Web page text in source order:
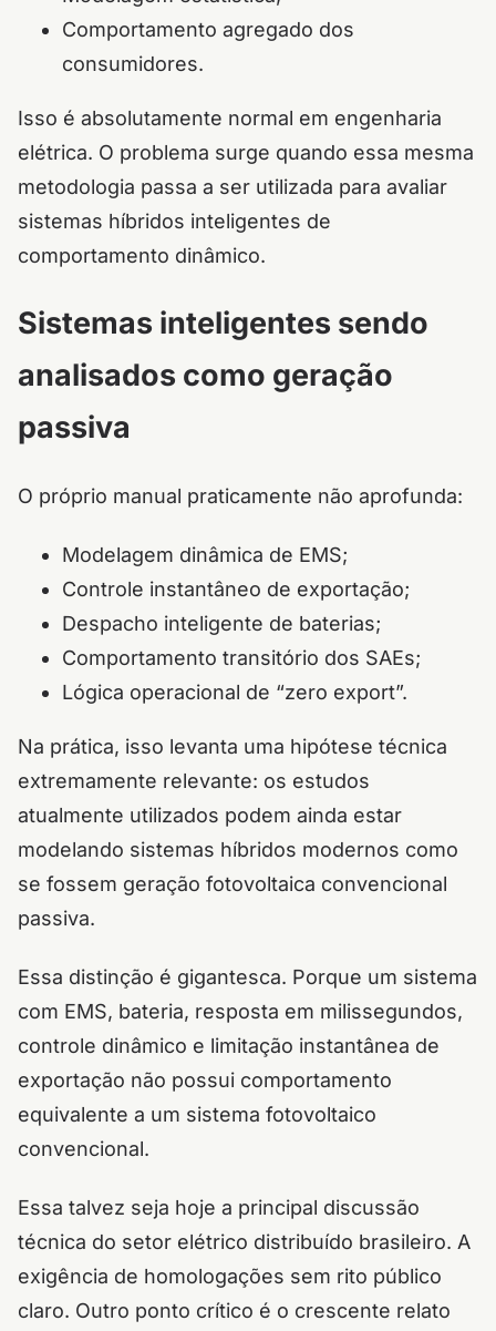
Comportamento agregado dos
consumidores.
Isso é absolutamente normal em engenharia
elétrica. O problema surge quando essa mesma
metodologia passa a ser utilizada para avaliar
sistemas híbridos inteligentes de
comportamento dinâmico.
Sistemas inteligentes sendo
analisados como geração
passiva
O próprio manual praticamente não aprofunda:
Modelagem dinâmica de EMS;
Controle instantâneo de exportação;
Despacho inteligente de baterias;
Comportamento transitório dos SAEs;
Lógica operacional de “zero export”.
Na prática, isso levanta uma hipótese técnica
extremamente relevante: os estudos
atualmente utilizados podem ainda estar
modelando sistemas híbridos modernos como
se fossem geração fotovoltaica convencional
passiva.
Essa distinção é gigantesca. Porque um sistema
com EMS, bateria, resposta em milissegundos,
controle dinâmico e limitação instantânea de
exportação não possui comportamento
equivalente a um sistema fotovoltaico
convencional.
Essa talvez seja hoje a principal discussão
técnica do setor elétrico distribuído brasileiro. A
exigência de homologações sem rito público
claro. Outro ponto crítico é o crescente relato